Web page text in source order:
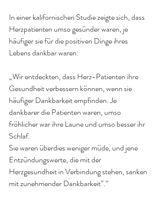
In einer kalifornischen Studie zeigte sich, dass
Herzpatienten umso gesünder waren, je
häufiger sie für die positiven Dinge ihres
Lebens dankbar waren:
„Wir entdeckten, dass Herz-Patienten ihre
Gesundheit verbessern können, wenn sie
häufiger Dankbarkeit empfinden. Je
dankbarer die Patienten waren, umso
fröhlicher war ihre Laune und umso besser ihr
Schlaf.
Sie waren überdies weniger müde, und jene
Entzündungswerte, die mit der
Herzgesundheit in Verbindung stehen, sanken
mit zunehmender Dankbarkeit“.“